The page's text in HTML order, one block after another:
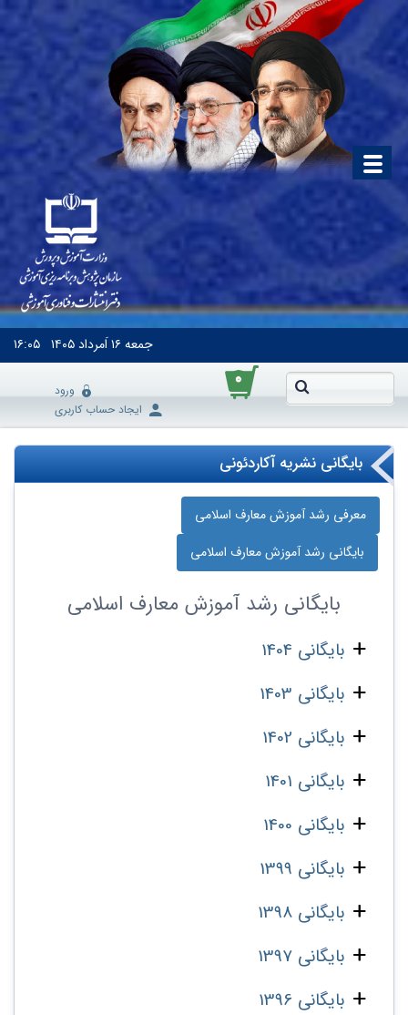
جمعه۱۶ اَمرداد ۱۴۰۵ ۱۶:۰۵
۰
ورود
ایجاد حساب کاربری
بایگانی نشریه آکاردئونی
معرفی رشد آموزش معارف اسلامی
بایگانی رشد آموزش معارف اسلامی
بایگانی رشد آموزش معارف اسلامی
بایگانی 1404
بایگانی 1403
بایگانی 1402
بایگانی 1401
بایگانی 1400
بایگانی 1399
بایگانی 1398
بایگانی 1397
بایگانی 1396